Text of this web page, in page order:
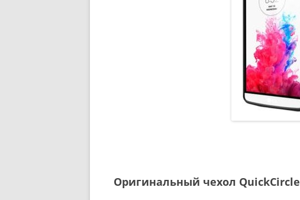
Оригинальный чехол QuickCircle